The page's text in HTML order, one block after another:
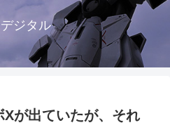
ジタル
Xが出ていたが、それ